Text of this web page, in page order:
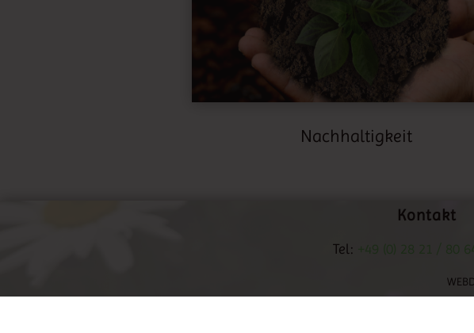
Nachhaltigkeit
Kontakt
Tel: